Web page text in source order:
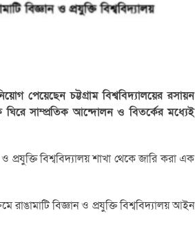
পেয়েছেন চট্টগ্রাম বিশ্ববিদ্যালয়ের রসায়ন
ঘিরে সাম্প্রতিক আন্দোলন ও বিতর্কের মধ্যেই
প্রযুক্তি বিশ্ববিদ্যালয় শাখা থেকে জারি করা এক
রাঙামাটি বিজ্ঞান ও প্রযুক্তি বিশ্ববিদ্যালয় আইন